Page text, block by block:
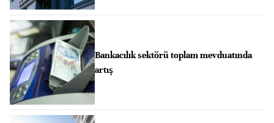
Bankacılık sektörü toplam mevduatında
artış